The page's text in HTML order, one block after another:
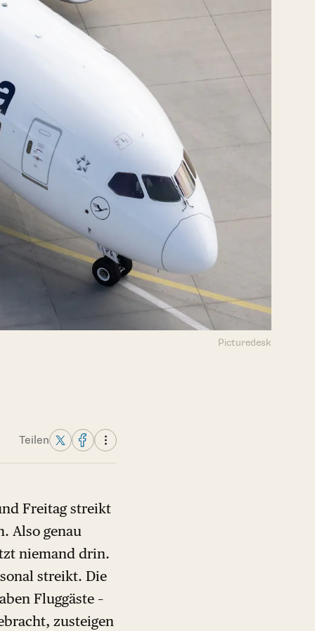
Picturedesk
Teilen
Freitag streikt
Also genau
niemand drin.
streikt. Die
Fluggäste –
zusteigen